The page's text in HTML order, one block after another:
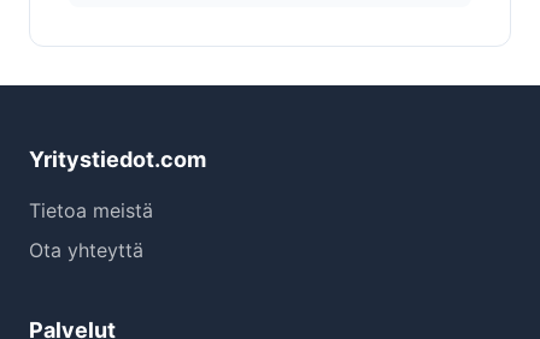
Yritystiedot.com
Tietoa meistä
Ota yhteyttä
Palvelut